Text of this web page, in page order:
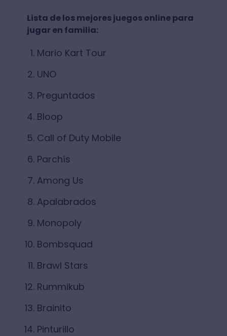
Lista de los mejores juegos online para
jugar en familia:
Mario Kart Tour
UNO
Preguntados
Bloop
Call of Duty Mobile
Parchís
Among Us
Apalabrados
Monopoly
Bombsquad
Brawl Stars
Rummikub
Brainito
Pinturillo